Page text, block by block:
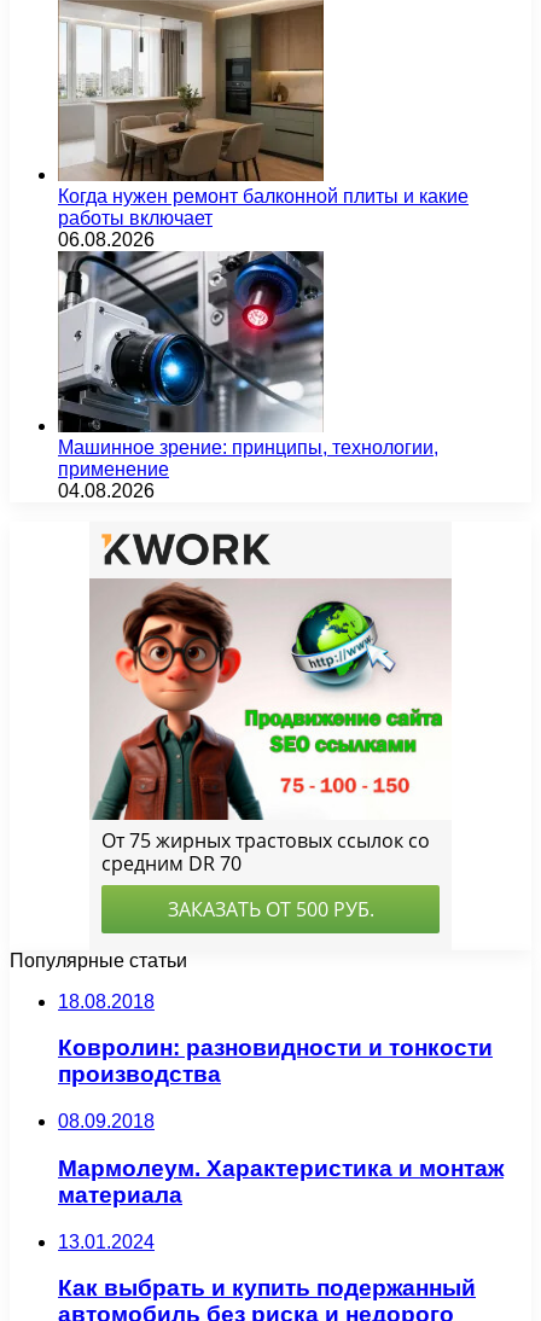
Когда нужен ремонт балконной плиты и какие
работы включает
06.08.2026
Машинное зрение: принципы, технологии,
применение
04.08.2026
Популярные статьи
18.08.2018
Ковролин: разновидности и тонкости
производства
08.09.2018
Мармолеум. Характеристика и монтаж
материала
13.01.2024
Как выбрать и купить подержанный
автомобиль без риска и недорого